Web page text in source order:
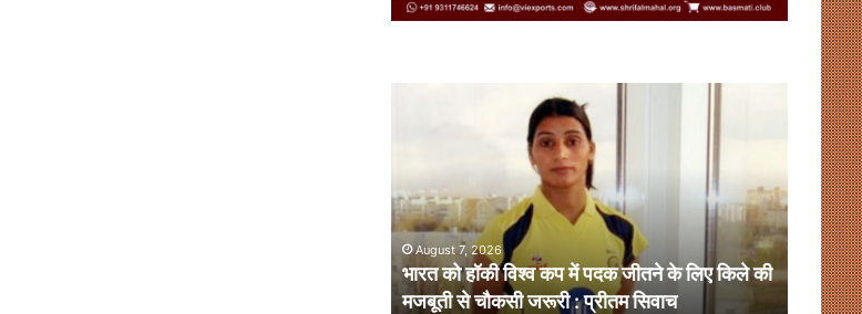
में
पदक
जीतने
के
लिए
August 7, 2026
भारत को हॉकी विश्व कप में पदक जीतने के लिए किले की
मजबूती से चौकसी जरूरी : प्रीतम सिवाच
संसदीय-
गतिरोध
लोकतंत्र,
संवाद
है
समाधान
August
समाधान